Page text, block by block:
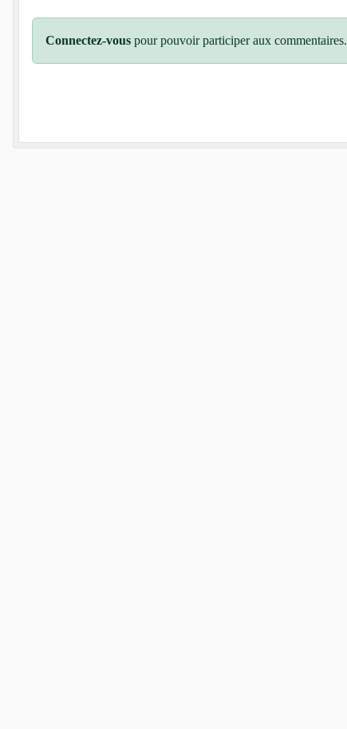
Connectez-vous pour pouvoir participer aux commentaires.